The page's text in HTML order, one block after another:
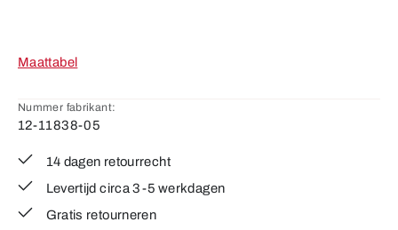
Maattabel
Nummer fabrikant:
12-11838-05
14 dagen retourrecht
Levertijd circa 3-5 werkdagen
Gratis retourneren